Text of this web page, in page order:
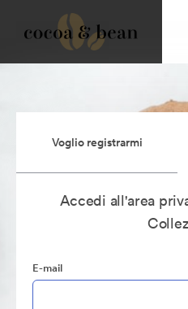
Voglio registrarmi
Accedi all'area
E-mail